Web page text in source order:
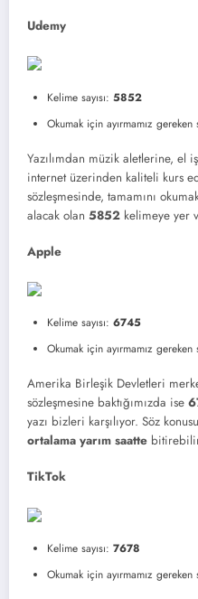
Udemy
Kelime sayısı: 5852
Okumak için ayırmamız gereken
Yazılımdan müzik aletlerine,
internet üzerinden kaliteli kurs
sözleşmesinde, tamamını
alacak olan 5852 kelimeye yer
Apple
Kelime sayısı: 6745
Okumak için ayırmamız gereken
Amerika Birleşik Devletleri
sözleşmesine baktığımızda ise
yazı bizleri karşılıyor. Söz
ortalama yarım saatte
TikTok
Kelime sayısı: 7678
Okumak için ayırmamız gereken